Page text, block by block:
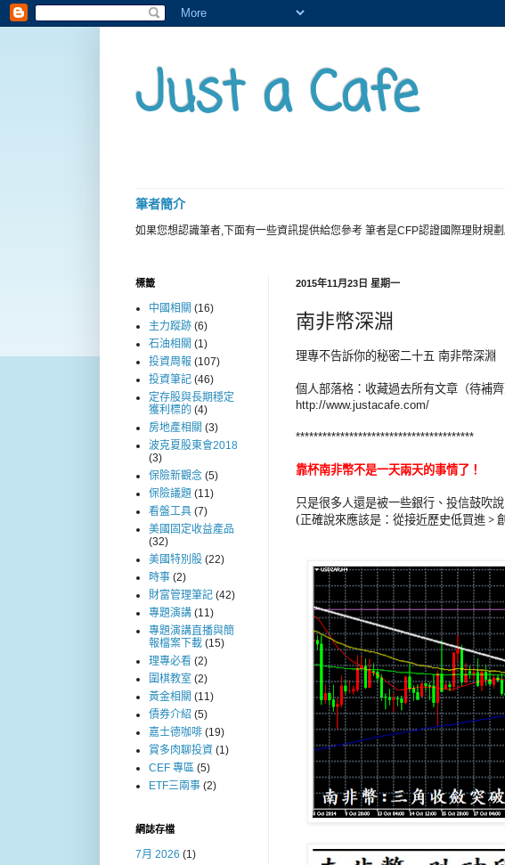
Just a Cafe
筆者簡介
如果您想認識筆者,下面有一些資訊提供給您參考 筆者是CFP認證國際理財規
2015年11月23日 星期一
南非幣深淵
理專不告訴你的秘密二十五 南非幣深淵
個人部落格 ：收藏過去所有文章（待補齊
http://www.justacafe.com/
****************************************
靠杯南非幣不是一天兩天的事情了 ！
只是很多人還是被一些銀行、投信鼓吹
(正確說來應該是：從接近歷史低買進>
標籤
中國相關 (16)
主力蹤跡 (6)
石油相關 (1)
投資周報 (107)
投資筆記 (46)
定存股與長期穩定
獲利標的 (4)
房地產相關 (3)
波克夏股東會2018
(3)
保險新觀念 (5)
保險議題 (11)
看盤工具 (7)
美國固定收益產品
(32)
美國特別股 (22)
時事 (2)
財富管理筆記 (42)
專題演講 (11)
專題演講直播與簡
報檔案下載 (15)
理專必看 (2)
圍棋教室 (2)
黃金相關 (11)
債券介紹 (5)
嘉士德咖啡 (19)
賞多肉聊投資 (1)
CEF 專區 (5)
ETF三兩事 (2)
網誌存檔
7月 2026 (1)